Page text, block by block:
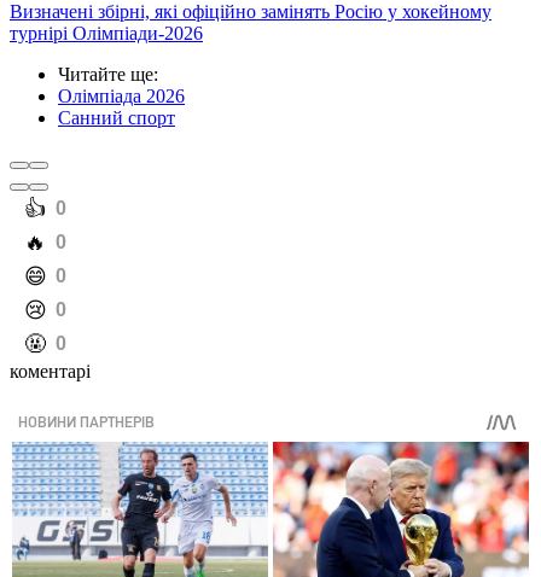
Визначені збірні, які офіційно замінять Росію у хокейному
турнірі Олімпіади-2026
Читайте ще:
Олімпіада 2026
Санний спорт
️👍 0
️🔥 0
️😄 0
️😢 0
️🤬 0
коментарі